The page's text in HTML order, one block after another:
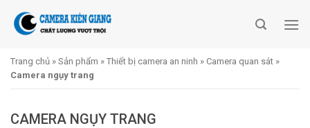
Trang chủ » Sản phẩm » Thiết bị camera an ninh » Camera quan sát »
Camera ngụy trang
CAMERA NGỤY TRANG